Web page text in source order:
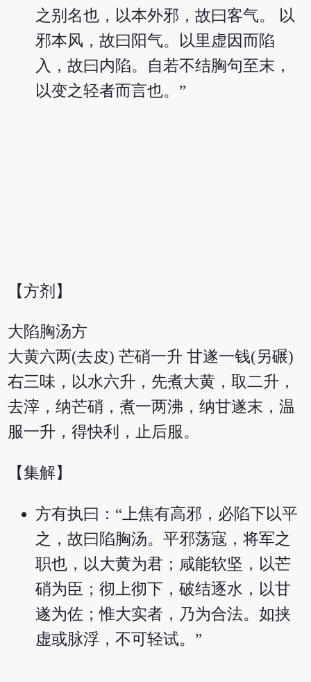
之别名也，以本外邪，故曰客气。 以
邪本风，故曰阳气。以里虚因而陷
入，故曰内陷。自若不结胸句至末，
以变之轻者而言也。”
【方剂】
大陷胸汤方
大黄六两(去皮) 芒硝一升 甘遂一钱(另碾)
右三味，以水六升，先煮大黄，取二升，
去滓，纳芒硝，煮一两沸，纳甘遂末，温
服一升，得快利，止后服。
【集解】
方有执曰：“上焦有高邪，必陷下以平
之，故曰陷胸汤。平邪荡寇，将军之
职也，以大黄为君；咸能软坚，以芒
硝为臣；彻上彻下，破结逐水，以甘
遂为佐；惟大实者，乃为合法。如挟
虚或脉浮，不可轻试。”